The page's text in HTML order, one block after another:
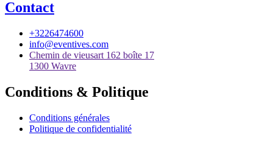
Contact
+3226474600
info@eventives.com
Chemin de vieusart 162 boîte 17
1300 Wavre
Conditions & Politique
Conditions générales
Politique de confidentialité